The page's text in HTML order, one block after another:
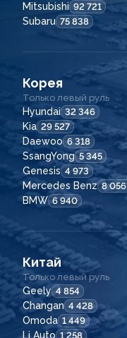
Mitsubishi 92 721
Subaru 75 838
Корея
Только левый руль
Hyundai 32 346
Kia 29 527
Daewoo 6 318
SsangYong 5 345
Genesis 4 973
Mercedes Benz 8 056
BMW 6 940
Китай
Только левый руль
Geely 4 854
Changan 4 428
Omoda 1 449
Li Auto 1 258